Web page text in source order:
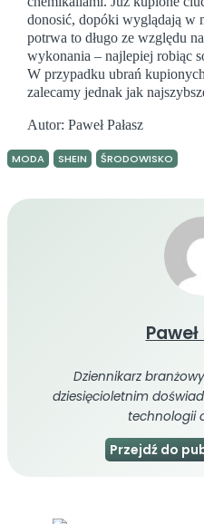
donosić, dopóki wyglądają w
potrwa to długo ze względu
wykonania – najlepiej robiąc
W przypadku ubrań
zalecamy jednak jak
Autor: Paweł Pałasz
MODA SHEIN ŚRODOWISKO
Dziennikarz
dziesięcioletnim
technologii
Przejdź do